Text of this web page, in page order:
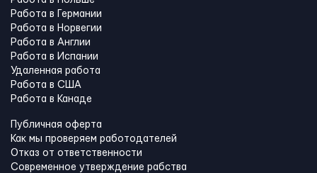
Работа в Германии
Работа в Норвегии
Работа в Англии
Работа в Испании
Удаленная работа
Работа в США
Работа в Канадe
Публичная оферта
Как мы проверяем работодателей
Отказ от ответственности
Современное утверждение рабства